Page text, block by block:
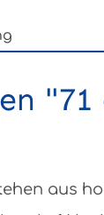
"71
aus